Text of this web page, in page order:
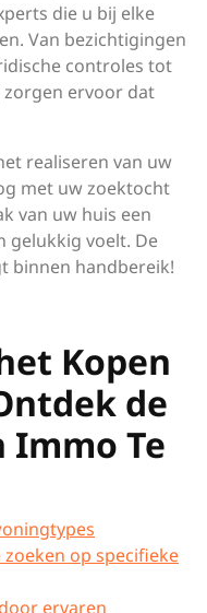
die u bij elke
Van bezichtigingen
controles tot
zorgen ervoor dat
realiseren van uw
met uw zoektocht
van uw huis een
gelukkig voelt. De
binnen handbereik!
Kopen
de
Immo Te
op specifieke
ervaren